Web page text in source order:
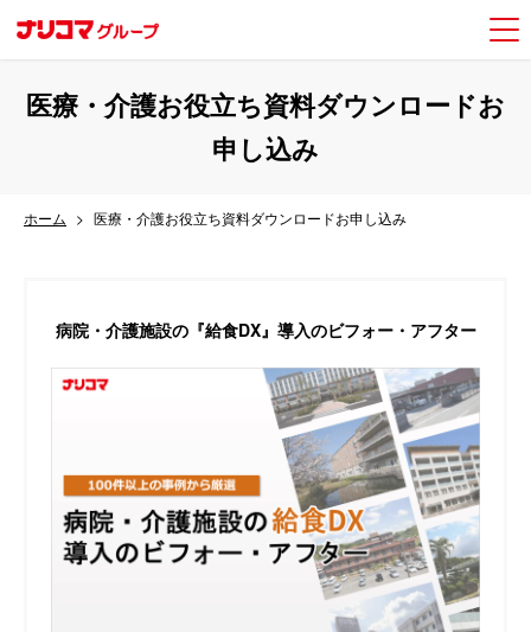
医療・介護お役立ち資料ダウンロードお
申し込み
ホーム 医療・介護お役立ち資料ダウンロードお申し込み
病院・介護施設の『給食DX』導入のビフォー・アフター